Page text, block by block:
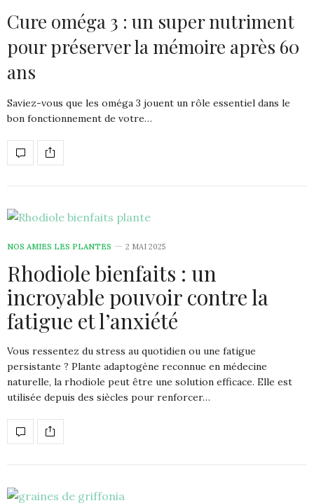
Cure oméga 3 : un super nutriment
pour préserver la mémoire après 60
ans
Saviez-vous que les oméga 3 jouent un rôle essentiel dans le
bon fonctionnement de votre…
NOS AMIES LES PLANTES 2 MAI 2025
Rhodiole bienfaits : un
incroyable pouvoir contre la
fatigue et l’anxiété
Vous ressentez du stress au quotidien ou une fatigue
persistante ? Plante adaptogène reconnue en médecine
naturelle, la rhodiole peut être une solution efficace. Elle est
utilisée depuis des siècles pour renforcer…